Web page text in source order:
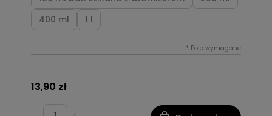
400 ml
1 l
* Pole wymagane
13,90 zł